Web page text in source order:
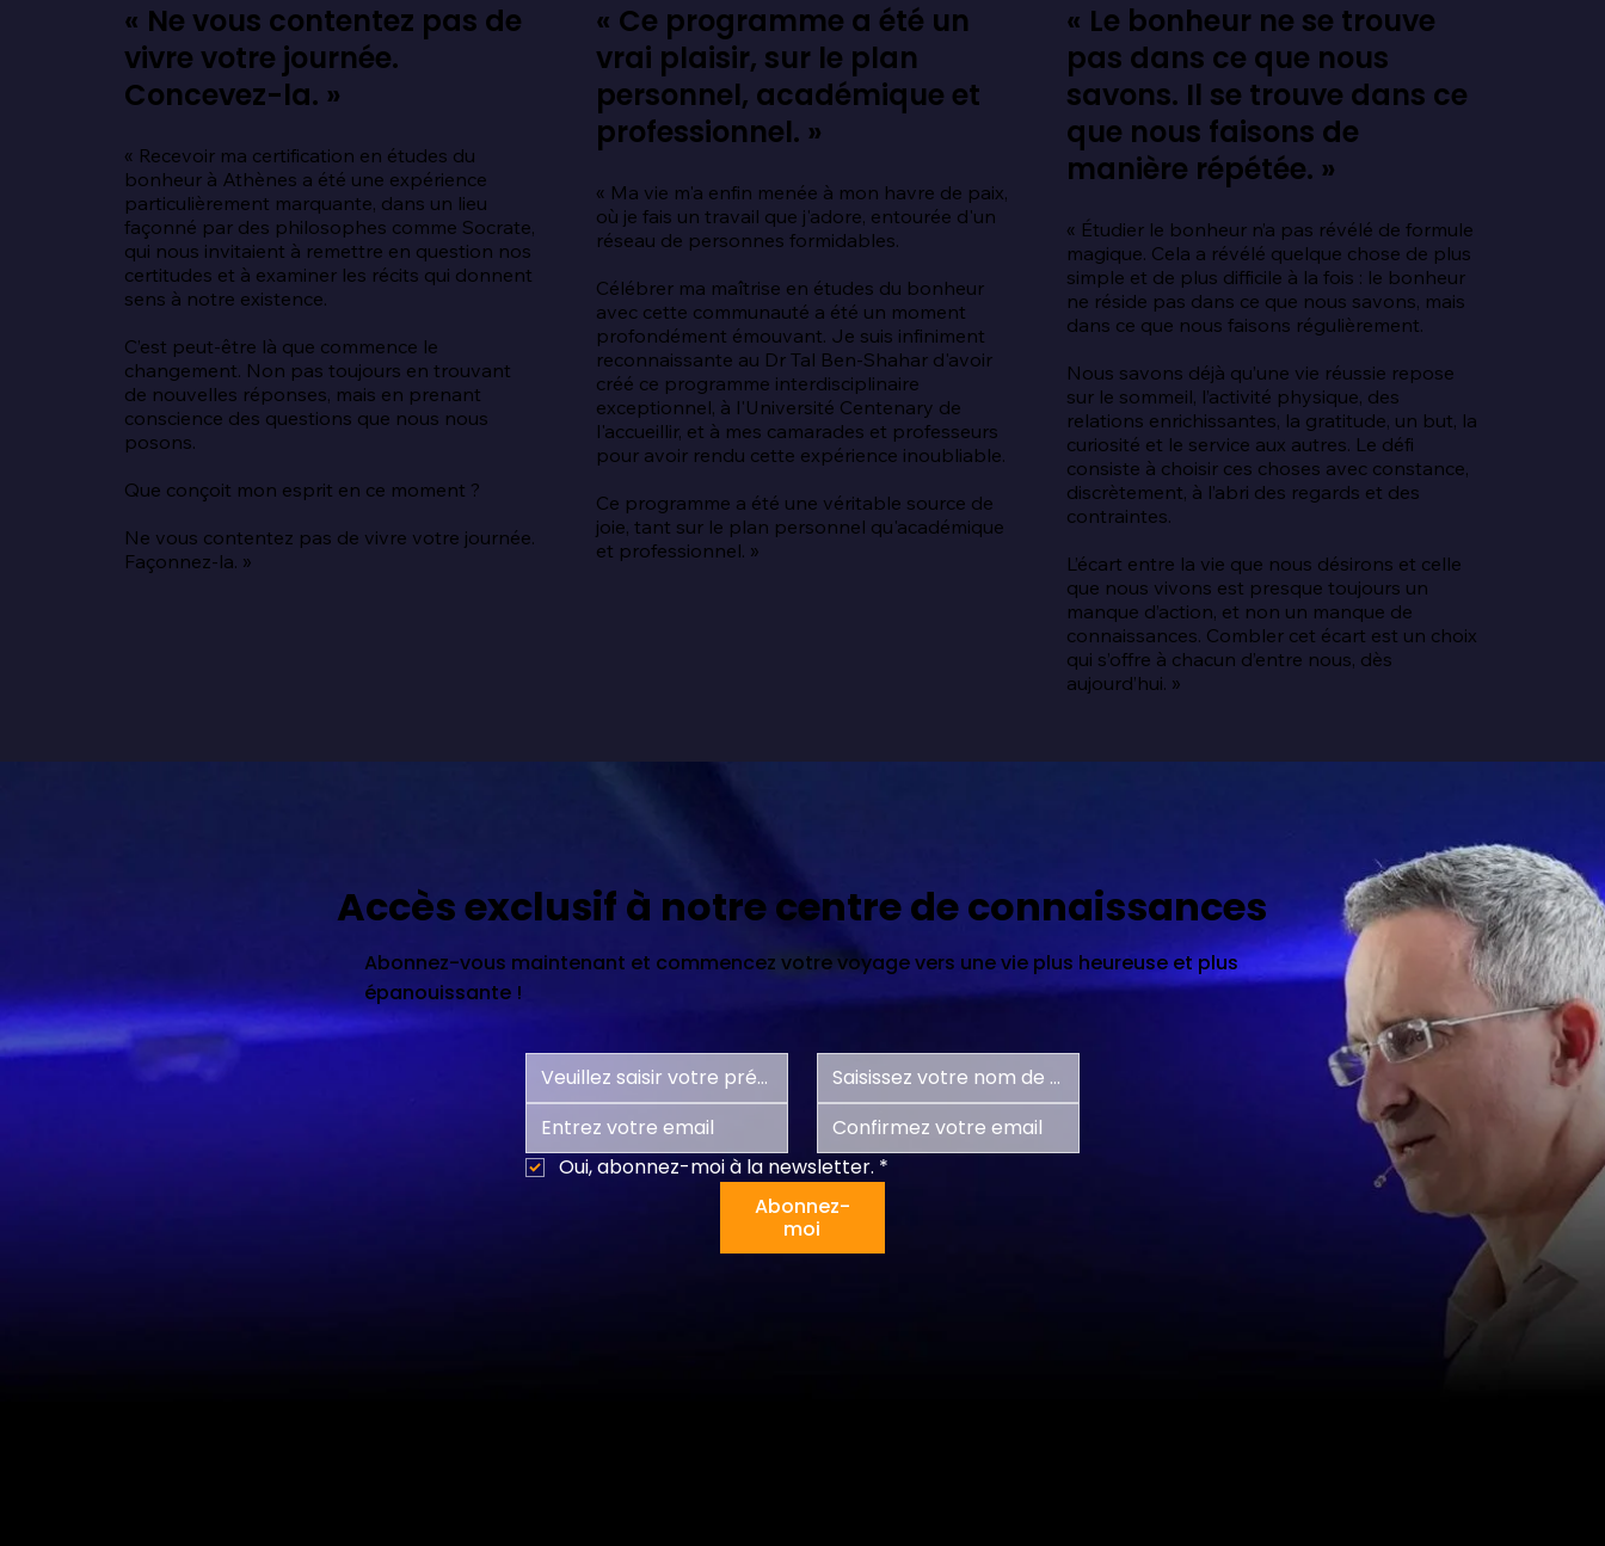
« Ne vous contentez pas de
vivre votre journée.
Concevez-la. »
« Recevoir ma certification en études du
bonheur à Athènes a été une expérience
particulièrement marquante, dans un lieu
façonné par des philosophes comme Socrate,
qui nous invitaient à remettre en question nos
certitudes et à examiner les récits qui donnent
sens à notre existence.
C’est peut-être là que commence le
changement. Non pas toujours en trouvant
de nouvelles réponses, mais en prenant
conscience des questions que nous nous
posons.
Que conçoit mon esprit en ce moment ?
Ne vous contentez pas de vivre votre journée.
Façonnez-la. »
« Ce programme a été un
vrai plaisir, sur le plan
personnel, académique et
professionnel. »
« Ma vie m'a enfin menée à mon havre de paix,
où je fais un travail que j'adore, entourée d'un
réseau de personnes formidables.
Célébrer ma maîtrise en études du bonheur
avec cette communauté a été un moment
profondément émouvant. Je suis infiniment
reconnaissante au Dr Tal Ben-Shahar d'avoir
créé ce programme interdisciplinaire
exceptionnel, à l'Université Centenary de
l'accueillir, et à mes camarades et professeurs
pour avoir rendu cette expérience inoubliable.
Ce programme a été une véritable source de
joie, tant sur le plan personnel qu'académique
et professionnel. »
« Le bonheur ne se trouve
pas dans ce que nous
savons. Il se trouve dans ce
que nous faisons de
manière répétée. »
« Étudier le bonheur n’a pas révélé de formule
magique. Cela a révélé quelque chose de plus
simple et de plus difficile à la fois : le bonheur
ne réside pas dans ce que nous savons, mais
dans ce que nous faisons régulièrement.
Nous savons déjà qu’une vie réussie repose
sur le sommeil, l’activité physique, des
relations enrichissantes, la gratitude, un but, la
curiosité et le service aux autres. Le défi
consiste à choisir ces choses avec constance,
discrètement, à l’abri des regards et des
contraintes.
L’écart entre la vie que nous désirons et celle
que nous vivons est presque toujours un
manque d’action, et non un manque de
connaissances. Combler cet écart est un choix
qui s’offre à chacun d’entre nous, dès
aujourd’hui. »
Accès exclusif à notre centre de connaissances
Abonnez-vous maintenant et commencez votre voyage vers une vie plus heureuse et plus
épanouissante !
Oui, abonnez-moi à la newsletter. *
Abonnez-
moi